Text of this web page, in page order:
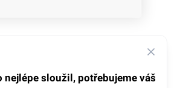
další
nejlépe sloužil, potřebujeme váš